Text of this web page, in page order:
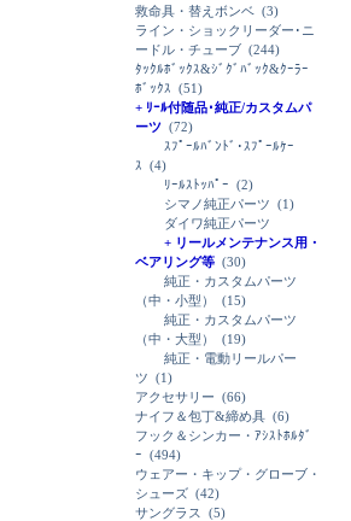
救命具・替えボンベ (3)
ライン・ショックリーダー･ニ
ードル・チューブ (244)
ﾀｯｸﾙﾎﾞｯｸｽ&ｼﾞｸﾞﾊﾞｯｸ&ｸｰﾗｰ
ﾎﾞｯｸｽ (51)
+ ﾘｰﾙ付随品･純正/カスタムパ
ーツ (72)
ｽﾌﾟｰﾙﾊﾞﾝﾄﾞ･ｽﾌﾟｰﾙｹｰ
ｽ (4)
ﾘｰﾙｽﾄｯﾊﾟｰ (2)
シマノ純正パーツ (1)
ダイワ純正パーツ
+ リールメンテナンス用・
ベアリング等 (30)
純正・カスタムパーツ
（中・小型）
(15)
純正・カスタムパーツ
（中・大型）
(19)
純正・電動リールパー
ツ (1)
アクセサリー (66)
ナイフ＆包丁&締め具 (6)
フック＆シンカー・ｱｼｽﾄﾎﾙﾀﾞ
ｰ (494)
ウェアー・キップ・グローブ・
シューズ (42)
サングラス
(5)